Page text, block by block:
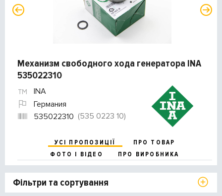
Механизм свободного хода генератора INA
535022310
INA
Германия
535022310 (535 0223 10)
УСІ ПРОПОЗИЦІЇ
ПРО ТОВАР
ФОТО І ВІДЕО
ПРО ВИРОБНИКА
Фільтри та сортування